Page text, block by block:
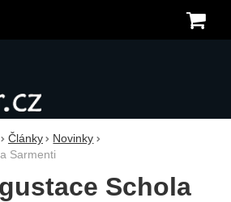
Články
Novinky
Sarmenti
Schola